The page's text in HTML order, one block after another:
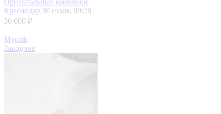
Ориентальные мальчики
Краснодар 30 июля, 09:28
30 000 ₽
Myorik
Заводчик